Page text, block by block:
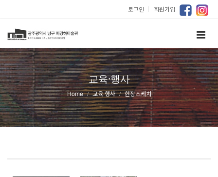
로그인 ｜ 회원가입
교육·행사
Home 교육·행사 현장스케치